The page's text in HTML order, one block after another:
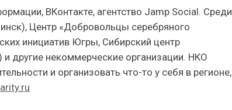
ВКонтакте, агентство Jamp Social. Среди
Центр «Добровольцы серебряного
инициатив Югры, Сибирский центр
другие некоммерческие организации. НКО
и организовать что-то у себя в регионе,